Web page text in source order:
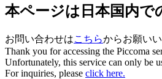
本ページは日本国内で
お問い合わせはこちらからお願いい
Thank you for accessing the Piccoma
Unfortunately, this service can only be
For inquiries, please click here.